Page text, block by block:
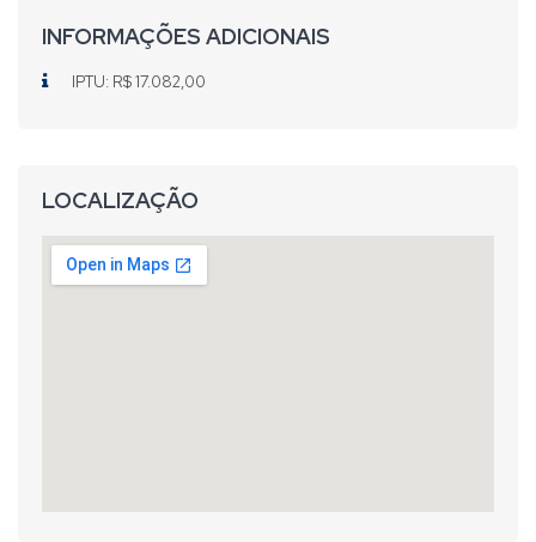
INFORMAÇÕES ADICIONAIS
IPTU: R$ 17.082,00
LOCALIZAÇÃO